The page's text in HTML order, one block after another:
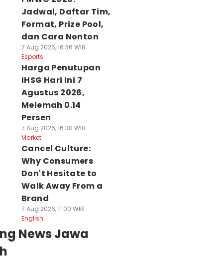
Jadwal, Daftar Tim,
Format, Prize Pool,
dan Cara Nonton
7 Aug 2026, 16:36 WIB
Esports
Harga Penutupan
IHSG Hari Ini 7
Agustus 2026,
Melemah 0.14
Persen
7 Aug 2026, 16:30 WIB
Market
Cancel Culture:
Why Consumers
Don't Hesitate to
Walk Away From a
Brand
7 Aug 2026, 11:00 WIB
English
News Jawa